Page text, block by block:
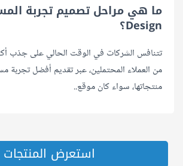
Design؟
تتنافس الشركات في الوقت الحالي على جذب
من العملاء المحتملين، عبر تقديم أفضل
منتجاتها، سواء كان موقع..
استعرض المنتجات